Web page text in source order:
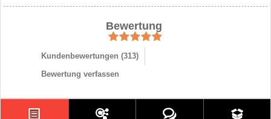
Bewertung
Kundenbewertungen (313)
Bewertung verfassen